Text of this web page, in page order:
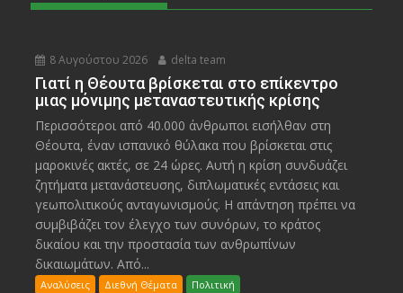
8 Αυγούστου 2026 delta team
Γιατί η Θέουτα βρίσκεται στο επίκεντρο
μιας μόνιμης μεταναστευτικής κρίσης
Περισσότεροι από 40.000 άνθρωποι εισήλθαν στη
Θέουτα, έναν ισπανικό θύλακα που βρίσκεται στις
μαροκινές ακτές, σε 24 ώρες. Αυτή η κρίση συνδυάζει
ζητήματα μετανάστευσης, διπλωματικές εντάσεις και
γεωπολιτικούς ανταγωνισμούς. Η απάντηση πρέπει να
συμβιβάζει τον έλεγχο των συνόρων, το κράτος
δικαίου και την προστασία των ανθρωπίνων
δικαιωμάτων. Από...
Αναλύσεις Διεθνή Θέματα Πολιτική